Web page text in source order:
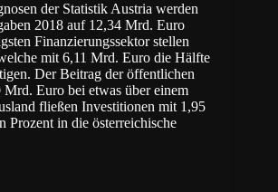
der Statistik Austria werden
2018 auf 12,34 Mrd. Euro
Finanzierungssektor stellen
mit 6,11 Mrd. Euro die Hälfte
Der Beitrag der öffentlichen
Euro bei etwas über einem
fließen Investitionen mit 1,95
Prozent in die österreichische